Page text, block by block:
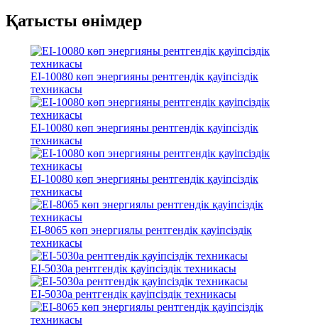
Қатысты өнімдер
EI-10080 көп энергияны рентгендік қауіпсіздік
техникасы
EI-10080 көп энергияны рентгендік қауіпсіздік
техникасы
EI-10080 көп энергияны рентгендік қауіпсіздік
техникасы
EI-8065 көп энергиялы рентгендік қауіпсіздік
техникасы
EI-5030a рентгендік қауіпсіздік техникасы
EI-5030a рентгендік қауіпсіздік техникасы